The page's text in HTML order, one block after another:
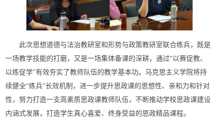
此次思想道德与法治教研室和形势与政策教研室联合练兵，既是
一场教学技能的打磨，又是一场集体备课的深耕，通过“以赛促教、
以练促学”有效夯实了教师队伍的教学基本功。马克思主义学院将持
续健全“练兵”长效机制，进一步提升思政课的思想性、亲和力和针对
性，努力打造一支高素质思政课教师队伍，不断推动学校思政课建设
内涵式发展，打造学生真心喜爱、终身受益的思政精品课程。